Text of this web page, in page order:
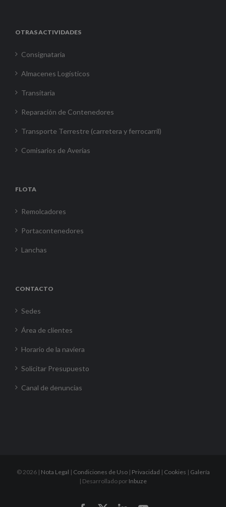
OTRAS ACTIVIDADES
Consignataria
Almacenes Logísticos
Transitaria
Reparación de Contenedores
Transporte Terrestre (carretera y ferrocarril)
Comisarios de Averías
FLOTA
Remolcadores
Portacontenedores
Lanchas
CONTACTO
Sedes
Área de clientes
Horario de la naviera
Solicitar Presupuesto
Canal de denuncias
© 2026 | Nota Legal | Condiciones de Uso| Privacidad | Cookies | Galería
| Desarrollado por Inbuze